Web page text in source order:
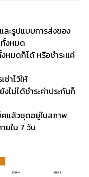
ละรูปแบบการส่งของ
ทั้งหมด
งหมดก็ได้ หรือชำระแค่
าไว้ให้
ไม่ได้ชำระค่าประกันก็
แล้วชุดอยู่ในสภาพ
ยใน 7 วัน